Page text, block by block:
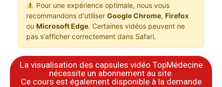
Pour une expérience optimale, nous vous
recommandons d'utiliser Google Chrome, Firefox
ou Microsoft Edge. Certaines vidéos peuvent ne
pas s'afficher correctement dans Safari.
La visualisation des capsules vidéo TopMédecine
nécessite un abonnement au site.
​Ce cours est également disponible à la demande